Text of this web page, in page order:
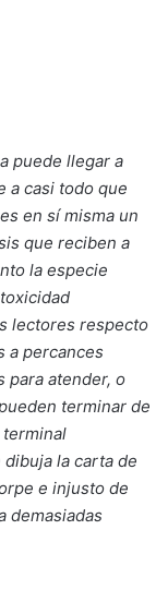
puede llegar a
a casi todo que
en sí misma un
que reciben a
la especie
lectores respecto
a percances
para atender, o
terminar de
la carta de
e injusto de
demasiadas